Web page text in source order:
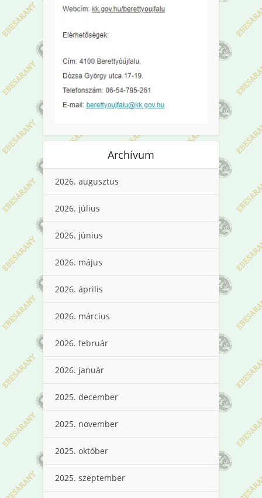
Archívum
2026. augusztus
2026. július
2026. június
2026. május
2026. április
2026. március
2026. február
2026. január
2025. december
2025. november
2025. október
2025. szeptember